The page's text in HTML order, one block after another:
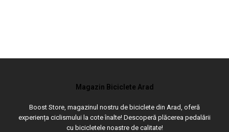
Magazin Biciclete Arad
Boost Store, magazinul nostru de biciclete din Arad, oferă
experiența ciclismului la cote înalte! Descoperă plăcerea pedalării
cu bicicletele noastre de calitate!